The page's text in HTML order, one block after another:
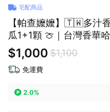
宅配商品
【帕查嬤嬤】🇹🇼多汁
瓜1+1顆 🍈｜台灣香華
$1,000 $1,100
免運費
2.0%